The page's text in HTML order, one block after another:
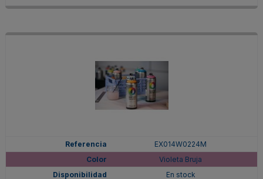
EX014W0224M
Violeta Bruja
En stock